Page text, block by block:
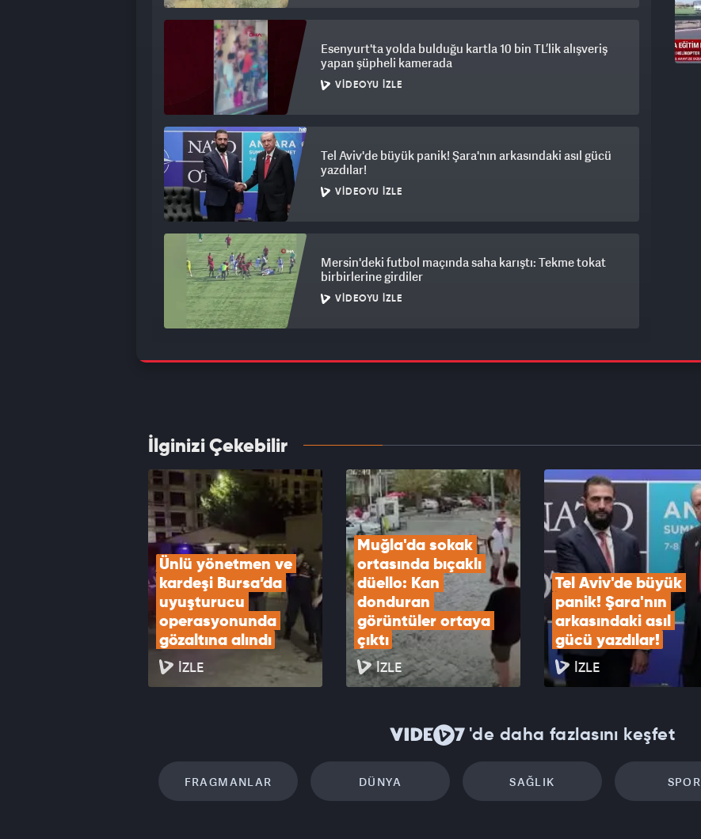
Esenyurt'ta yolda bulduğu kartla 10 bin TL’lik alışveriş
yapan şüpheli kamerada
VIDEOYU İZLE
Tel Aviv'de büyük panik! Şara'nın arkasındaki asıl gücü
yazdılar!
VIDEOYU İZLE
Mersin'deki futbol maçında saha karıştı: Tekme tokat
birbirlerine girdiler
VIDEOYU İZLE
Bursa'da köprülü kavşakta feci kaza: 3 ölü, 2 ağır yaralı
VIDEOYU İZLE
İlginizi Çekebilir
Ünlü yönetmen ve
kardeşi Bursa’da
uyuşturucu
operasyonunda
gözaltına alındı
İZLE
Muğla'da sokak
ortasında bıçaklı
düello: Kan
donduran
görüntüler ortaya
çıktı
İZLE
Tel Aviv'de büyük
panik! Şara'nın
arkasındaki asıl
gücü yazdılar!
İZLE
'de daha fazlasını keşfet
FRAGMANLAR DÜNYA SAĞLIK SPOR